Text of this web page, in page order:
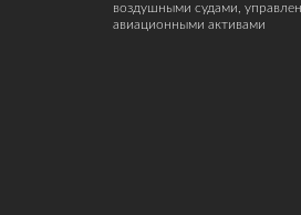
воздушными судами,
авиационными активами